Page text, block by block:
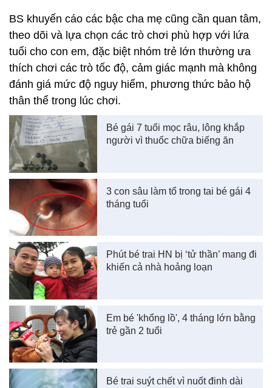
BS khuyến cáo các bậc cha mẹ cũng cần quan tâm,
theo dõi và lựa chọn các trò chơi phù hợp với lứa
tuổi cho con em, đặc biệt nhóm trẻ lớn thường ưa
thích chơi các trò tốc độ, cảm giác mạnh mà không
đánh giá mức độ nguy hiểm, phương thức bảo hộ
thân thể trong lúc chơi.
Bé gái 7 tuổi mọc râu, lông khắp
người vì thuốc chữa biếng ăn
3 con sâu làm tổ trong tai bé gái 4
tháng tuổi
Phút bé trai HN bị ‘tử thần’ mang đi
khiến cả nhà hoảng loạn
Em bé 'khổng lồ', 4 tháng lớn bằng
trẻ gần 2 tuổi
Bé trai suýt chết vì nuốt đinh dài